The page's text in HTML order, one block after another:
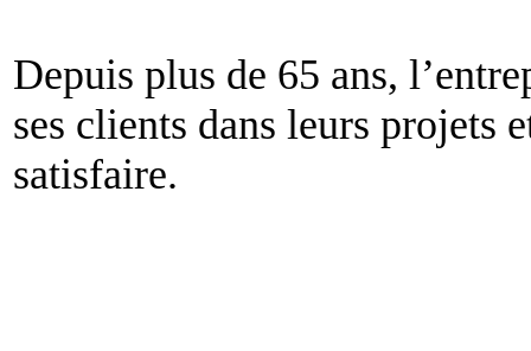
Depuis plus de 65 ans,
ses clients dans leurs projets
satisfaire.